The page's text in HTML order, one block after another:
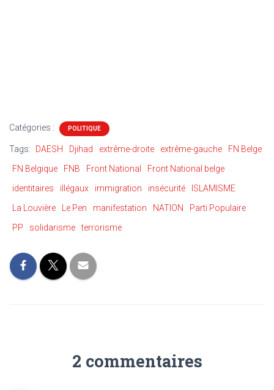
Catégories : POLITIQUE
Tags: DAESH Djihad extrême-droite extrême-gauche
FN Belge
FN Belgique
FNB Front National
Front National belge
identitaires
illégaux immigration insécurité
ISLAMISME
La Louvière
Le Pen manifestation NATION
Parti Populaire
PP
solidarisme terrorisme
2 commentaires